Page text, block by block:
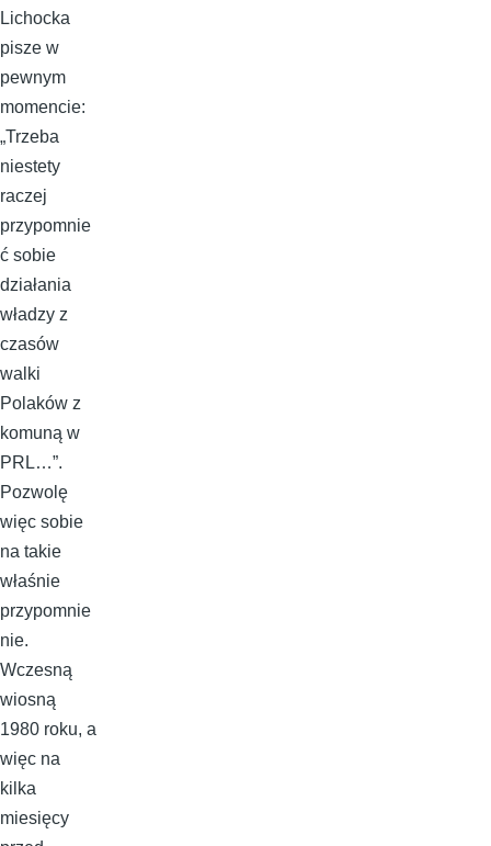
Lichocka
pisze w
pewnym
momencie:
„Trzeba
niestety
raczej
przypomnie
ć sobie
działania
władzy z
czasów
walki
Polaków z
komuną w
PRL…”.
Pozwolę
więc sobie
na takie
właśnie
przypomnie
nie.
Wczesną
wiosną
1980 roku, a
więc na
kilka
miesięcy